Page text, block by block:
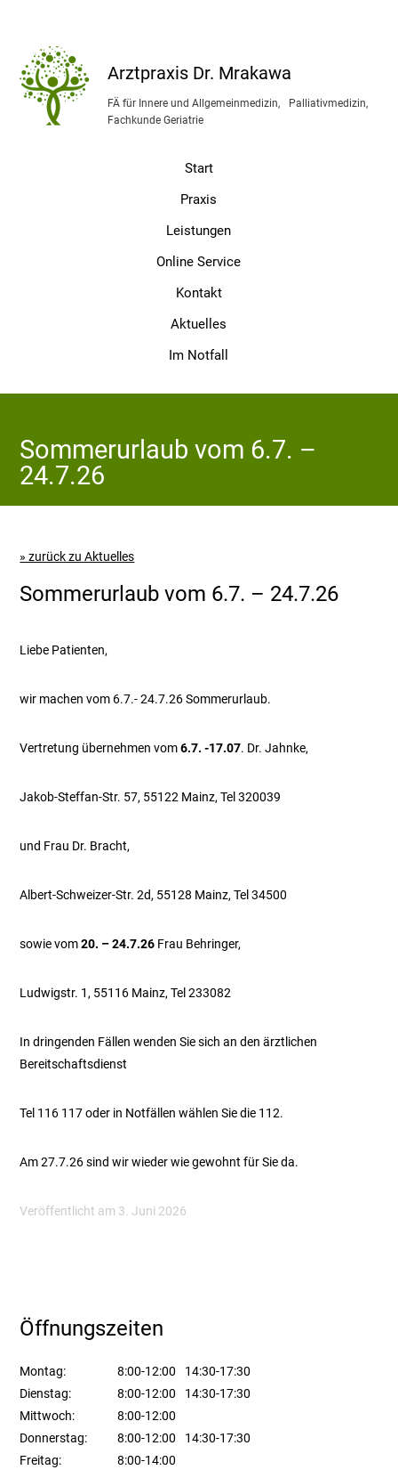
Arztpraxis Dr. Mrakawa
FÄ für Innere und Allgemeinmedizin, Palliativmedizin,
Fachkunde Geriatrie
Start
Praxis
Leistungen
Online Service
Kontakt
Aktuelles
Im Notfall
Sommerurlaub vom 6.7. –
24.7.26
» zurück zu Aktuelles
Sommerurlaub vom 6.7. – 24.7.26
Liebe Patienten,
wir machen vom 6.7.- 24.7.26 Sommerurlaub.
Vertretung übernehmen vom6.7. -17.07. Dr. Jahnke,
Jakob-Steffan-Str. 57, 55122 Mainz, Tel 320039
und Frau Dr. Bracht,
Albert-Schweizer-Str. 2d, 55128 Mainz, Tel 34500
sowie vom20. – 24.7.26 Frau Behringer,
Ludwigstr. 1, 55116 Mainz, Tel 233082
In dringenden Fällen wenden Sie sich an den ärztlichen
Bereitschaftsdienst
Tel 116 117 oder in Notfällen wählen Sie die 112.
Am 27.7.26 sind wir wieder wie gewohnt für Sie da.
Veröffentlicht am 3. Juni 2026
Öffnungszeiten
Montag: 8:00-12:00
14:30-17:30
Dienstag:
8:00-12:00
14:30-17:30
Mittwoch:
8:00-12:00
Donnerstag:
8:00-12:00
14:30-17:30
Freitag:
8:00-14:00